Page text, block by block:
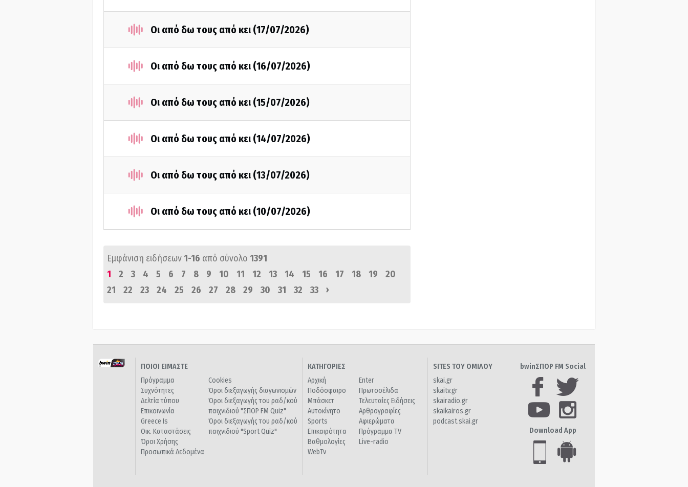
Οι από δω τους από κει (17/07/2026)
Οι από δω τους από κει (16/07/2026)
Οι από δω τους από κει (15/07/2026)
Οι από δω τους από κει (14/07/2026)
Οι από δω τους από κει (13/07/2026)
Οι από δω τους από κει (10/07/2026)
Εμφάνιση ειδήσεων1-16 από σύνολο 1391
1
2 3 4 5 6 7 8 9 10 11 12 13 14 15 16 17 18 19
20
21
22 23 24 25 26 27 28 29 30 31 32 33 ›
ΠΟΙΟΙ ΕΙΜΑΣΤΕ
Πρόγραμμα
Συχνότητες
Δελτία τύπου
Επικοινωνία
Greece Is
Οικ. Καταστάσεις
Όροι Χρήσης
Προσωπικά Δεδομένα
Cookies
Όροι διεξαγωγής διαγωνισμών
Όροι διεξαγωγής του ραδ/κού
παιχνιδιού "ΣΠΟΡ FM Quiz"
Όροι διεξαγωγής του ραδ/κού
παιχνιδιού "Sport Quiz"
ΚΑΤΗΓΟΡΙΕΣ
Αρχική
Ποδόσφαιρο
Μπάσκετ
Αυτοκίνητο
Sports
Επικαιρότητα
Βαθμολογίες
WebTv
Enter
Πρωτοσέλιδα
Τελευταίες Ειδήσεις
Αρθρογραφίες
Αφιερώματα
Πρόγραμμα TV
Live-radio
SITES ΤΟΥ ΟΜΙΛΟΥ
skai.gr
skaitv.gr
skairadio.gr
skaikairos.gr
podcast.skai.gr
bwinΣΠΟΡ FM Social
Download App